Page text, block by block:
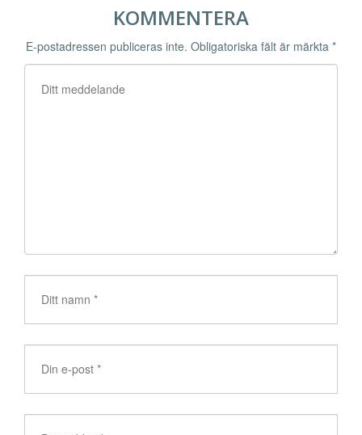
KOMMENTERA
E-postadressen publiceras inte. Obligatoriska fält är märkta *